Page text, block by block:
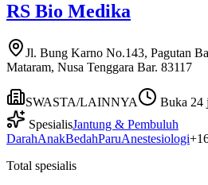
RS Bio Medika
Jl. Bung Karno No.143, Pagutan
Mataram, Nusa Tenggara Bar. 83117
SWASTA/LAINNYA
Buka 24
SpesialisJantung & Pembuluh
DarahAnakBedahParuAnestesiologi+
Total spesialis